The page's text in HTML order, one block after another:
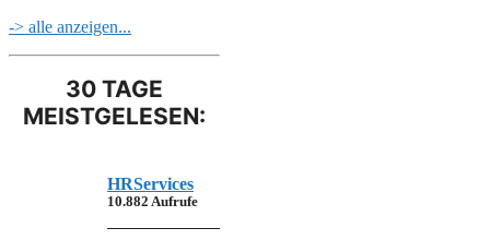
-> alle anzeigen...
30 TAGE
MEISTGELESEN:
HRServices
10.882 Aufrufe